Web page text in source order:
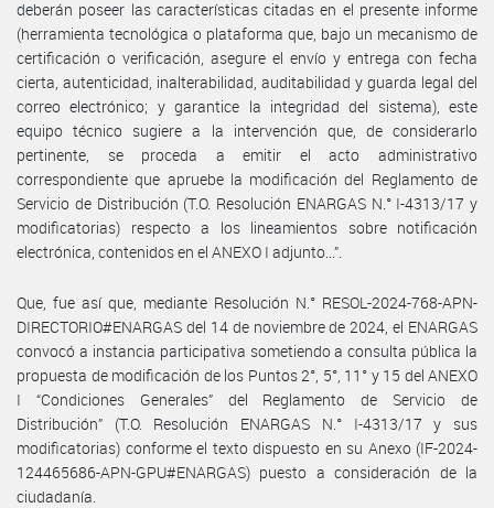
deberán poseer las características citadas en el presente informe
(herramienta tecnológica o plataforma que, bajo un mecanismo de
certificación o verificación, asegure el envío y entrega con fecha
cierta, autenticidad, inalterabilidad, auditabilidad y guarda legal del
correo electrónico; y garantice la integridad del sistema), este
equipo técnico sugiere a la intervención que, de considerarlo
pertinente, se proceda a emitir el acto administrativo
correspondiente que apruebe la modificación del Reglamento de
Servicio de Distribución (T.O. Resolución ENARGAS N.° I-4313/17 y
modificatorias) respecto a los lineamientos sobre notificación
electrónica, contenidos en el ANEXO I adjunto...”.
Que, fue así que, mediante Resolución N.° RESOL-2024-768-APN-
DIRECTORIO#ENARGAS del 14 de noviembre de 2024, el ENARGAS
convocó a instancia participativa sometiendo a consulta pública la
propuesta de modificación de los Puntos 2°, 5°, 11° y 15 del ANEXO
I “Condiciones Generales” del Reglamento de Servicio de
Distribución” (T.O. Resolución ENARGAS N.° I-4313/17 y sus
modificatorias) conforme el texto dispuesto en su Anexo (IF-2024-
124465686-APN-GPU#ENARGAS) puesto a consideración de la
ciudadanía.